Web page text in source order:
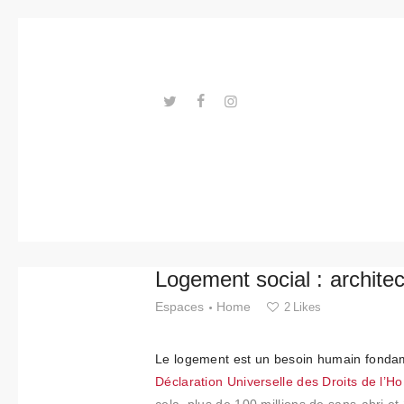
Logement social :
Espaces Home 2 Likes
Le logement est un besoin humain
Déclaration Universelle des Droits de